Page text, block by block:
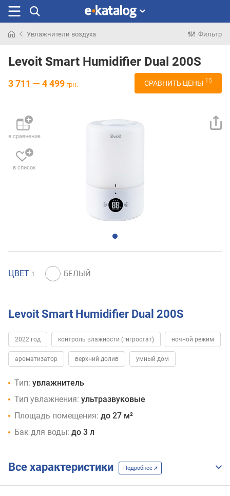
раньше
Увлажнители воздуха Фильтр
Levoit Smart Humidifier Dual 200S
3 711 — 4 499 грн. СРАВНИТЬ ЦЕНЫ 15
в сравнение
в список
ЦВЕТ 1
Levoit Smart Humidifier Dual 200S
2022 год контроль влажности (гигростат) ночной режим
ароматизатор верхний долив умный дом
Тип: увлажнитель
Тип увлажнения: ультразвуковые
Площадь помещения: до 27 м²
Бак для воды: до 3 л
Все характеристики Подробнее